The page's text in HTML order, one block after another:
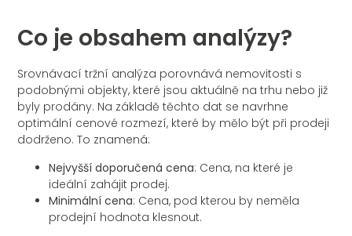
Co je obsahem analýzy?
Srovnávací tržní analýza porovnává nemovitosti s
podobnými objekty, které jsou aktuálně na trhu nebo již
byly prodány. Na základě těchto dat se navrhne
optimální cenové rozmezí, které by mělo být při prodeji
dodrženo. To znamená:
Nejvyšší doporučená cena: Cena, na které je
ideální zahájit prodej.
Minimální cena: Cena, pod kterou by neměla
prodejní hodnota klesnout.